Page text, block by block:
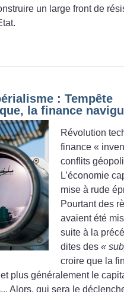
un large front de
: Tempête
la finance
Révolution
finance «
conflits
L’économie
mise à rude
Pourtant des
avaient été
suite à la
dites des«
croire que la
plus généralement le
Alors, qui sera le